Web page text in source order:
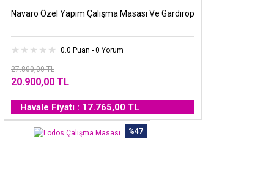
Navaro Özel Yapım Çalışma Masası Ve Gardırop
0.0 Puan - 0 Yorum
27.800,00 TL
20.900,00 TL
Havale Fiyatı : 17.765,00 TL
%47